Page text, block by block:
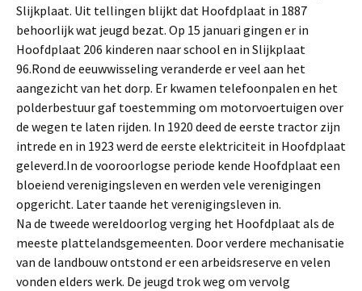
Slijkplaat. Uit tellingen blijkt dat Hoofdplaat in 1887
behoorlijk wat jeugd bezat. Op 15 januari gingen er in
Hoofdplaat 206 kinderen naar school en in Slijkplaat
96.Rond de eeuwwisseling veranderde er veel aan het
aangezicht van het dorp. Er kwamen telefoonpalen en het
polderbestuur gaf toestemming om motorvoertuigen over
de wegen te laten rijden. In 1920 deed de eerste tractor zijn
intrede en in 1923 werd de eerste elektriciteit in Hoofdplaat
geleverd.In de vooroorlogse periode kende Hoofdplaat een
bloeiend verenigingsleven en werden vele verenigingen
opgericht. Later taande het verenigingsleven in.
Na de tweede wereldoorlog verging het Hoofdplaat als de
meeste plattelandsgemeenten. Door verdere mechanisatie
van de landbouw ontstond er een arbeidsreserve en velen
vonden elders werk. De jeugd trok weg om vervolg